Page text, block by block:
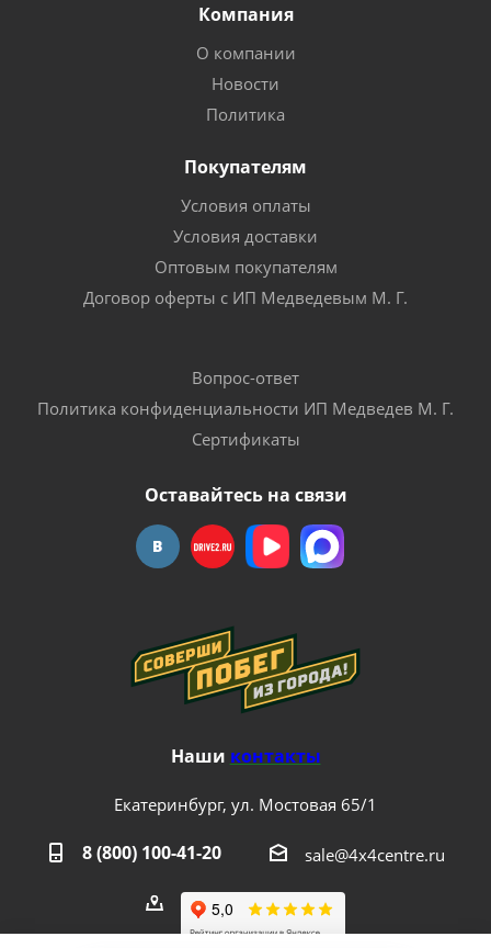
Компания
О компании
Новости
Политика
Покупателям
Условия оплаты
Условия доставки
Оптовым покупателям
Договор оферты с ИП Медведевым М. Г.
Вопрос-ответ
Политика конфиденциальности ИП Медведев М. Г.
Сертификаты
Оставайтесь на связи
Наши контакты
Екатеринбург, ул. Мостовая 65/1
8 (800) 100-41-20 sale@4x4centre.ru